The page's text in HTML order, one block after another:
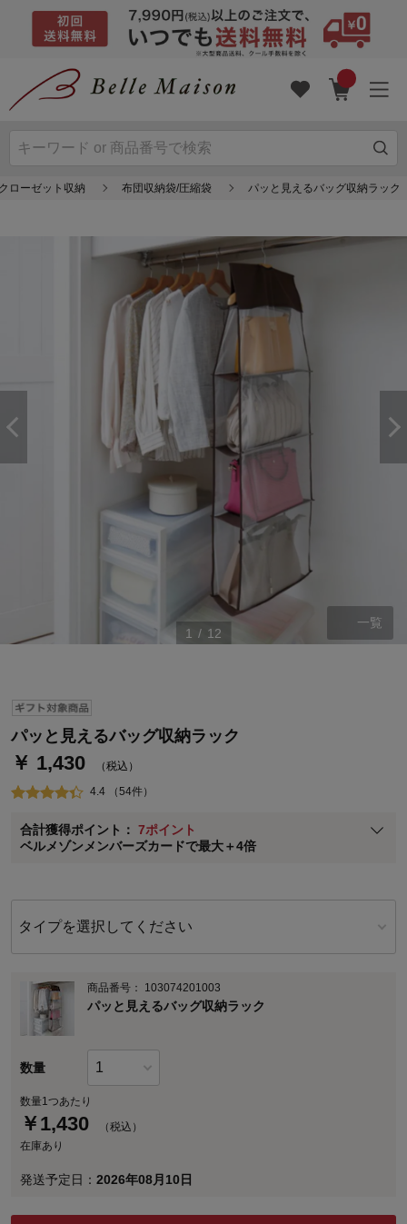
ローゼット収納 布団収納袋/圧縮袋 パッと見えるバッグ収納ラック
1 / 12
一覧
パッと見えるバッグ収納ラック
￥ 1,430 （税込）
4.4 （54件）
合計獲得ポイント： 7ポイント
ベルメゾンメンバーズカードで最大＋4倍
ステージが上がれば送料無料・返品引取無料！
ベルメゾン・ポイントについて
通常商品送料無料 返品引取無料（JCBのみ）
即時入会なら更に500円OFFクーポンプレゼント
※メンバーズカードの加算ポイントはステージ倍率適用前の基本ポイント
に対して適用されます。
タイプを選択してください
商品番号： 103074201003
パッと見えるバッグ収納ラック
数量
数量1つあたり
￥ 1,430
（税込）
在庫あり
発送予定日： 2026年08月10日